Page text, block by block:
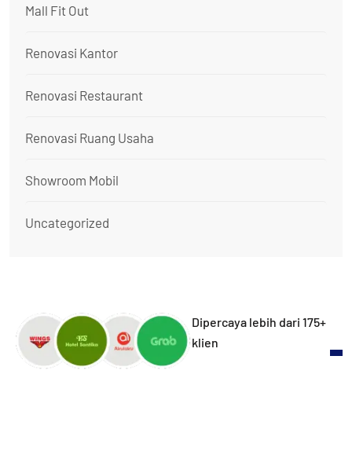
Mall Fit Out
Renovasi Kantor
Renovasi Restaurant
Renovasi Ruang Usaha
Showroom Mobil
Uncategorized
Dipercaya lebih dari 175+
klien